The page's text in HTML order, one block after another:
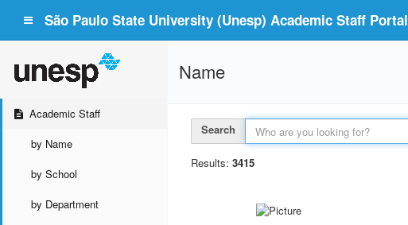
São Paulo State University (Unesp) Academic Staff Portal
Academic Staff
by Name
by School
by Department
Name
Search
Results: 3415